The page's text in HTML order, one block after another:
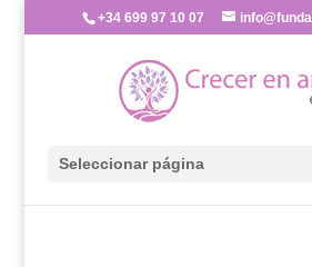
+34 699 97 10 07
Seleccionar página